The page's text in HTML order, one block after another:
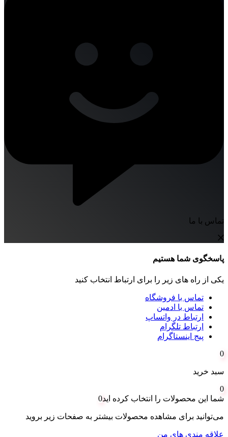
تماس با ما
پاسخگوی شما هستیم
یکی از راه های زیر را برای ارتباط انتخاب کنید
تماس با فروشگاه
تماس با ادمین
ارتباط در واتساپ
ارتباط تلگرام
پیج اینستاگرام
0
سبد خرید
0
شما این محصولات را انتخاب کرده اید0
می‌توانید برای مشاهده محصولات بیشتر به صفحات زیر بروید
علاقه مندی های من